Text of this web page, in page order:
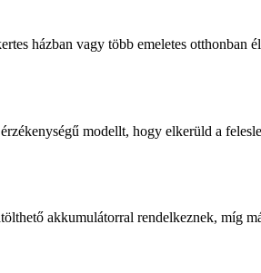
házban vagy több emeletes otthonban
modellt, hogy elkerüld a
akkumulátorral rendelkeznek, míg